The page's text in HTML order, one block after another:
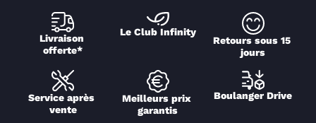
Livraison
offerte*
Le Club Infinity
Retours sous 15
jours
Service après
vente
Meilleurs prix
garantis
Boulanger Drive